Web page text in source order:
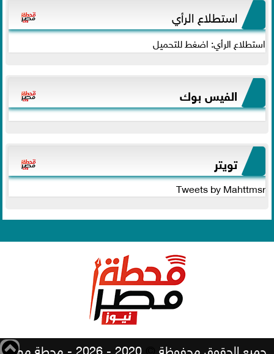
استطلاع الرأي
استطلاع الرأي: اضغط للتحميل
الفيس بوك
تويتر
Tweets by Mahttmsr
جميع الحقوق محفوظة 2020 - 2026 - محطة مصر